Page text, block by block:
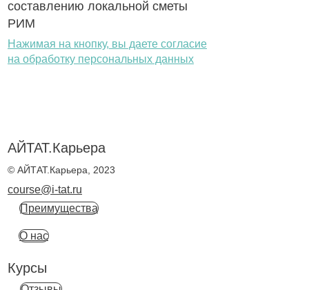
составлению локальной сметы
РИМ
Нажимая на кнопку, вы даете согласие
на обработку персональных данных
АЙТАТ.Карьера
© АЙТАТ.Карьера, 2023
course@i-tat.ru
Преимущества
О нас
Курсы